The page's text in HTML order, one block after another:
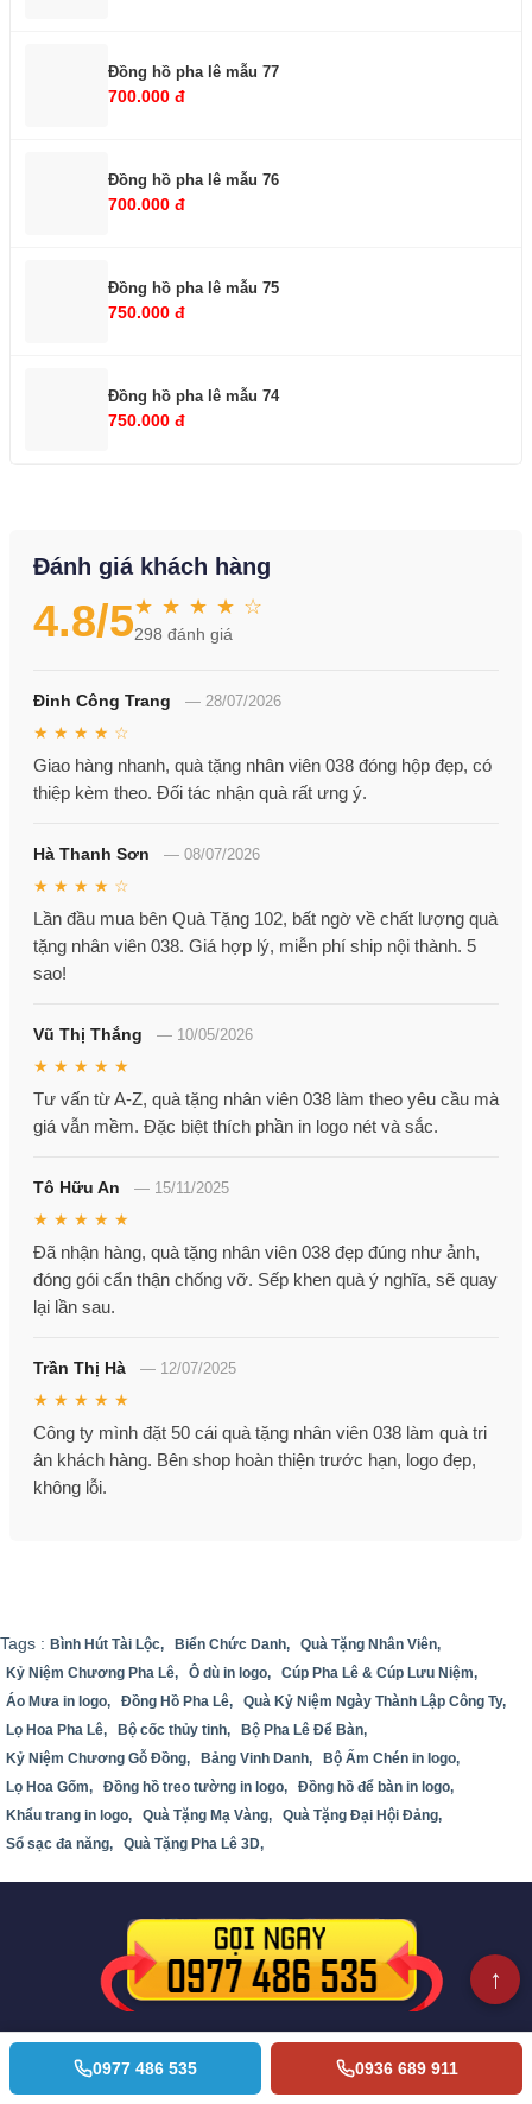
Đồng hồ pha lê mẫu 77
700.000 đ
Đồng hồ pha lê mẫu 76
700.000 đ
Đồng hồ pha lê mẫu 75
750.000 đ
Đồng hồ pha lê mẫu 74
750.000 đ
Đánh giá khách hàng
4.8/5★ ★ ★ ★ ☆
298 đánh giá
Đinh Công Trang — 28/07/2026
★ ★ ★ ★ ☆
Giao hàng nhanh, quà tặng nhân viên 038 đóng hộp đẹp, có
thiệp kèm theo. Đối tác nhận quà rất ưng ý.
Hà Thanh Sơn — 08/07/2026
★ ★ ★ ★ ☆
Lần đầu mua bên Quà Tặng 102, bất ngờ về chất lượng quà
tặng nhân viên 038. Giá hợp lý, miễn phí ship nội thành. 5
sao!
Vũ Thị Thắng — 10/05/2026
★ ★ ★ ★ ★
Tư vấn từ A-Z, quà tặng nhân viên 038 làm theo yêu cầu mà
giá vẫn mềm. Đặc biệt thích phần in logo nét và sắc.
Tô Hữu An — 15/11/2025
★ ★ ★ ★ ★
Đã nhận hàng, quà tặng nhân viên 038 đẹp đúng như ảnh,
đóng gói cẩn thận chống vỡ. Sếp khen quà ý nghĩa, sẽ quay
lại lần sau.
Trần Thị Hà — 12/07/2025
★ ★ ★ ★ ★
Công ty mình đặt 50 cái quà tặng nhân viên 038 làm quà tri
ân khách hàng. Bên shop hoàn thiện trước hạn, logo đẹp,
không lỗi.
Tags : Bình Hút Tài Lộc, Biển Chức Danh,
Quà Tặng Nhân Viên,
Kỷ Niệm Chương Pha Lê,
Ô dù in logo,
Cúp Pha Lê & Cúp Lưu Niệm,
Áo Mưa in logo,
Đồng Hồ Pha Lê,
Quà Kỷ Niệm Ngày Thành Lập Công Ty,
Lọ Hoa Pha Lê,
Bộ cốc thủy tinh,
Bộ Pha Lê Để Bàn,
Kỷ Niệm Chương Gỗ Đồng,
Bảng Vinh Danh,
Bộ Ấm Chén in logo,
Lọ Hoa Gốm,
Đồng hồ treo tường in logo,
Đồng hồ để bàn in logo,
Khẩu trang in logo,
Quà Tặng Mạ Vàng,
Quà Tặng Đại Hội Đảng,
Sổ sạc đa năng,
Quà Tặng Pha Lê 3D,
Quà Tặng 102
0977 486 535 0936 689 911